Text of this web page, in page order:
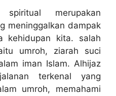
spiritual merupakan
meninggalkan dampak
kehidupan kita. salah
umroh, ziarah suci
iman Islam. Alhijaz
terkenal yang
umroh, memahami